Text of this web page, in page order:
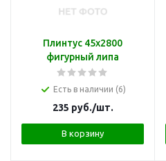
Плинтус 45х2800
фигурный липа
Есть в наличии (6)
235 руб./шт.
В корзину